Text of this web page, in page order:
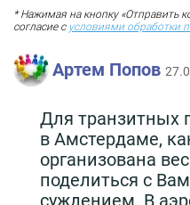
* Нажимая на кнопку «Отправить
согласие с условиями обработки
Артем Попов
Для транзитных
в Амстердаме,
организована
поделиться с
суждением. В